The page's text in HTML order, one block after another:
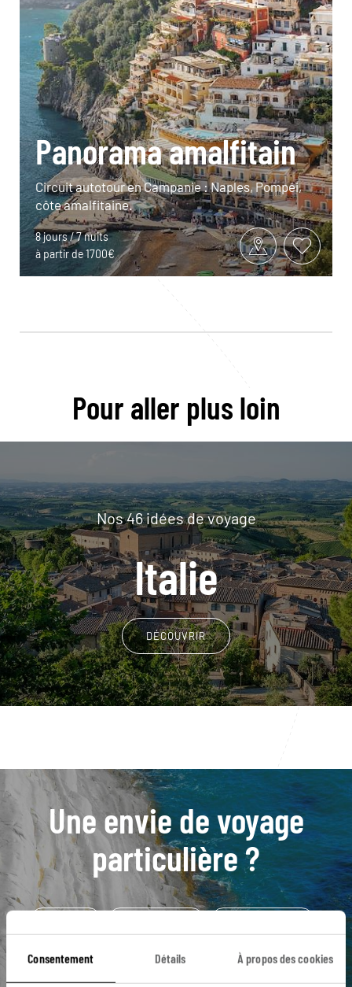
Consentement Détails À propos des cookies
Panorama amalfitain
Circuit autotour en Campanie : Naples, Pompéi,
côte amalfitaine.
8 jours / 7 nuits
à partir de 1700€
Pour aller plus loin
Nos 46 idées de voyage
Italie
DÉCOUVRIR
Une envie de voyage
particulière ?
Golfe de Salerne Mer Tyrrhénienne